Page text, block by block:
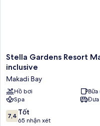
Stella
Gardens
Makadi
Bay
-
24HRS
All
Stella Gardens Resort
inclusive
Makadi Bay
Hồ bơi
Spa
Đưa
7.4
trên
7,4 Tốt
65 nhận xét